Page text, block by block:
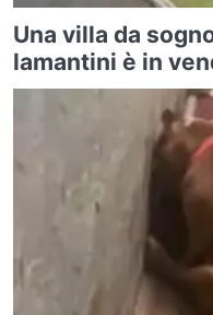
Una villa da
lamantini è in